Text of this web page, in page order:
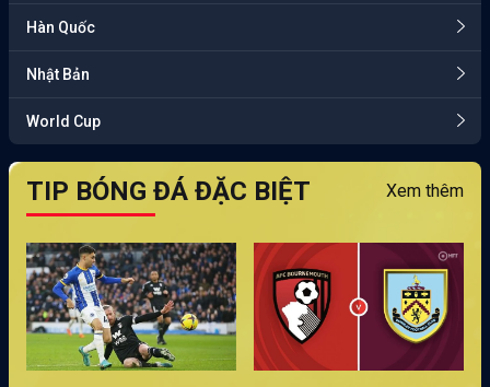
Hàn Quốc
Nhật Bản
World Cup
TIP BÓNG ĐÁ ĐẶC BIỆT Xem thêm